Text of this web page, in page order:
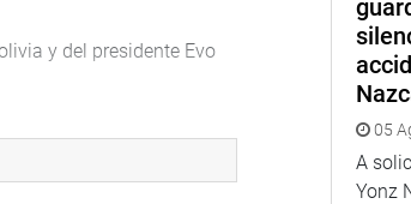
y del presidente Evo
los dos países.
05
A
Yonz